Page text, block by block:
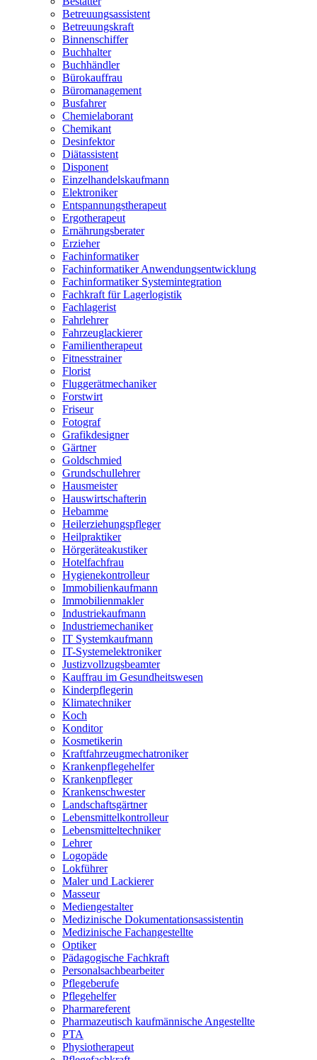
Betreuungsassistent
Betreuungskraft
Binnenschiffer
Buchhalter
Buchhändler
Bürokauffrau
Büromanagement
Busfahrer
Chemielaborant
Chemikant
Desinfektor
Diätassistent
Disponent
Einzelhandelskaufmann
Elektroniker
Entspannungstherapeut
Ergotherapeut
Ernährungsberater
Erzieher
Fachinformatiker
Fachinformatiker Anwendungsentwicklung
Fachinformatiker Systemintegration
Fachkraft für Lagerlogistik
Fachlagerist
Fahrlehrer
Fahrzeuglackierer
Familientherapeut
Fitnesstrainer
Florist
Fluggerätmechaniker
Forstwirt
Friseur
Fotograf
Grafikdesigner
Gärtner
Goldschmied
Grundschullehrer
Hausmeister
Hauswirtschafterin
Hebamme
Heilerziehungspfleger
Heilpraktiker
Hörgeräteakustiker
Hotelfachfrau
Hygienekontrolleur
Immobilienkaufmann
Immobilienmakler
Industriekaufmann
Industriemechaniker
IT Systemkaufmann
IT-Systemelektroniker
Justizvollzugsbeamter
Kauffrau im Gesundheitswesen
Kinderpflegerin
Klimatechniker
Koch
Konditor
Kosmetikerin
Kraftfahrzeugmechatroniker
Krankenpflegehelfer
Krankenpfleger
Krankenschwester
Landschaftsgärtner
Lebensmittelkontrolleur
Lebensmitteltechniker
Lehrer
Logopäde
Lokführer
Maler und Lackierer
Masseur
Mediengestalter
Medizinische Dokumentationsassistentin
Medizinische Fachangestellte
Optiker
Pädagogische Fachkraft
Personalsachbearbeiter
Pflegeberufe
Pflegehelfer
Pharmareferent
Pharmazeutisch kaufmännische Angestellte
PTA
Physiotherapeut